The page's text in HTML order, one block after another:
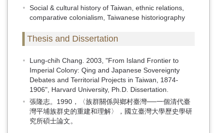
Social & cultural history of Taiwan, ethnic relations,
comparative colonialism, Taiwanese historiography
Thesis and Dissertation
Lung-chih Chang. 2003, "From Island Frontier to
Imperial Colony: Qing and Japanese Sovereignty
Debates and Territorial Projects in Taiwan, 1874-
1906", Harvard University, Ph.D. Dissertation.
張隆志。1990，〈族群關係與鄉村臺灣──一個清代臺
灣平埔族群史的重建和理解〉，國立臺灣大學歷史學研
究所碩士論文。